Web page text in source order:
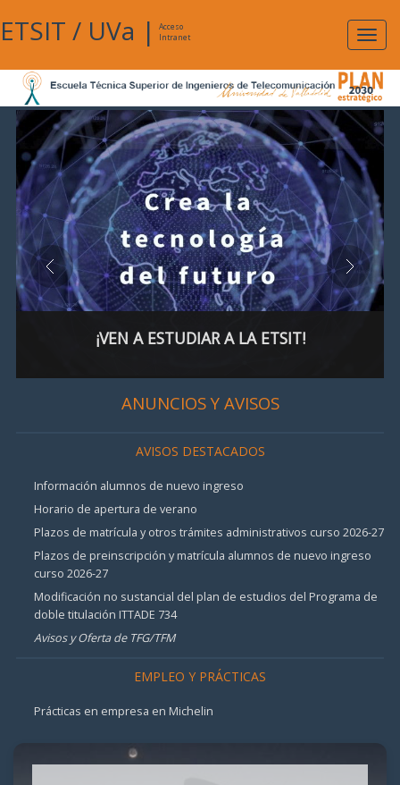
ETSIT / UVa |
Acceso
Intranet
¡VEN A ESTUDIAR A LA ETSIT!
ANUNCIOS Y AVISOS
AVISOS DESTACADOS
Información alumnos de nuevo ingreso
Horario de apertura de verano
Plazos de matrícula y otros trámites administrativos curso 2026-27
Plazos de preinscripción y matrícula alumnos de nuevo ingreso
curso 2026-27
Modificación no sustancial del plan de estudios del Programa de
doble titulación ITTADE 734
Avisos y Oferta de TFG/TFM
EMPLEO Y PRÁCTICAS
Prácticas en empresa en Michelin